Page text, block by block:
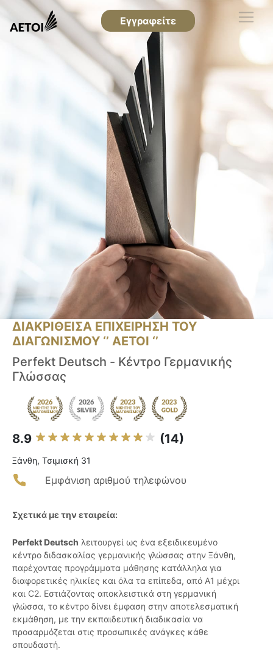
Εγγραφείτε
ΔΙΑΚΡΙΘΕΙΣΑ ΕΠΙΧΕΙΡΗΣΗ ΤΟΥ
ΔΙΑΓΩΝΙΣΜΟΥ ‘’ ΑΕΤΟΙ ‘’
Perfekt Deutsch - Κέντρο Γερμανικής
Γλώσσας
8.9 (14)
Ξάνθη, Τσιμισκή 31
Εμφάνιση αριθμού τηλεφώνου
Σχετικά με την εταιρεία:
Perfekt Deutsch λειτουργεί ως ένα εξειδικευμένο
κέντρο διδασκαλίας γερμανικής γλώσσας στην Ξάνθη,
παρέχοντας προγράμματα μάθησης κατάλληλα για
διαφορετικές ηλικίες και όλα τα επίπεδα, από Α1 μέχρι
και C2. Εστιάζοντας αποκλειστικά στη γερμανική
γλώσσα, το κέντρο δίνει έμφαση στην αποτελεσματική
εκμάθηση, με την εκπαιδευτική διαδικασία να
προσαρμόζεται στις προσωπικές ανάγκες κάθε
σπουδαστή.